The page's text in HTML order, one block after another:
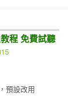
程 免費試聽
預設改用